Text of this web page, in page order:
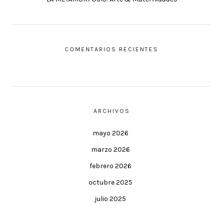
COMENTARIOS RECIENTES
ARCHIVOS
mayo 2026
marzo 2026
febrero 2026
octubre 2025
julio 2025